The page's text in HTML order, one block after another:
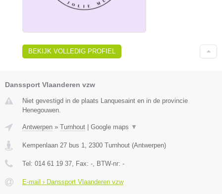
BEKIJK VOLLEDIG PROFIEL
Danssport Vlaanderen vzw
Niet gevestigd in de plaats Lanquesaint en in de provincie
Henegouwen.
Antwerpen » Turnhout Google maps ▼
Kempenlaan 27 bus 1 2300 Turnhout (Antwerpen)
Tel: 014 61 19 37 , Fax: - , BTW-nr: -
E-mail › Danssport Vlaanderen vzw